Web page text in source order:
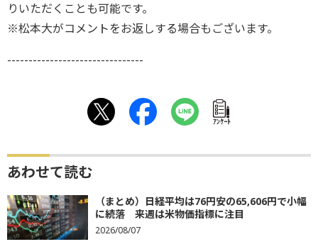
りいただくことも可能です。
※松本大がコメントをお返しする場合もございます。
--------------------------------
ｱﾝｹｰﾄ
あわせて読む
（まとめ）日経平均は76円安の65,606円で小幅
に続落 来週は米物価指標に注目
2026/08/07